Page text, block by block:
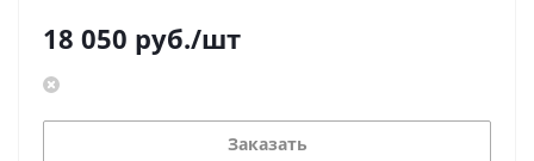
18 050 руб./шт
Заказать